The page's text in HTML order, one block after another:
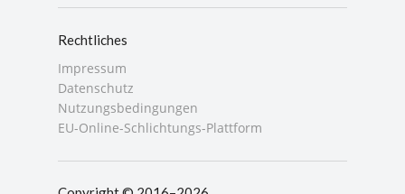
Rechtliches
Impressum
Datenschutz
Nutzungsbedingungen
EU-Online-Schlichtungs-Plattform